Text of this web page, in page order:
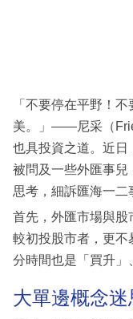
區
「不要停在平野！
美。」——尼采（
也具投資之道。近日
被問及一些外匯事兒
思考，細訴匯海一二
首先，外匯市場與股
較初投股市者，更不
分時間也是「買升
大單邊概念迷